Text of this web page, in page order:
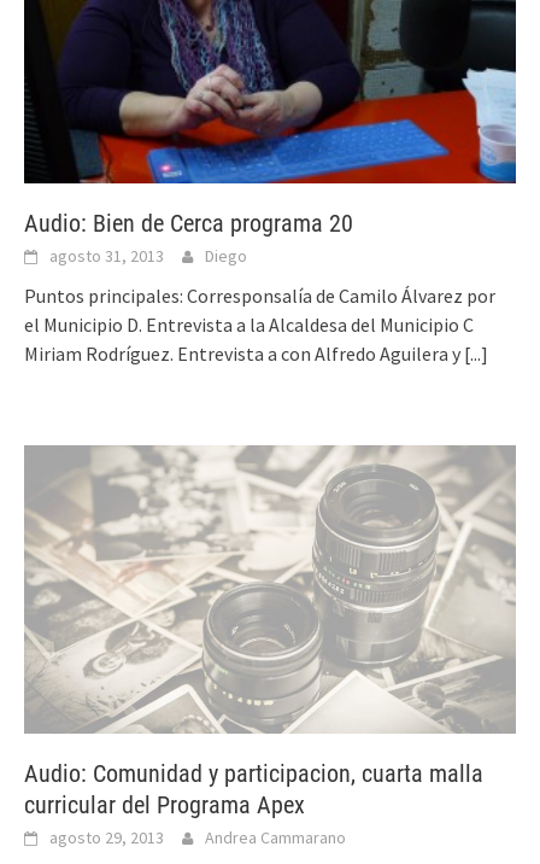
Audio: Bien de Cerca programa 20
agosto 31, 2013 Diego
Puntos principales: Corresponsalía de Camilo Álvarez por
el Municipio D. Entrevista a la Alcaldesa del Municipio C
Miriam Rodríguez. Entrevista a con Alfredo Aguilera y [...]
Audio: Comunidad y participacion, cuarta malla
curricular del Programa Apex
agosto 29, 2013 Andrea Cammarano